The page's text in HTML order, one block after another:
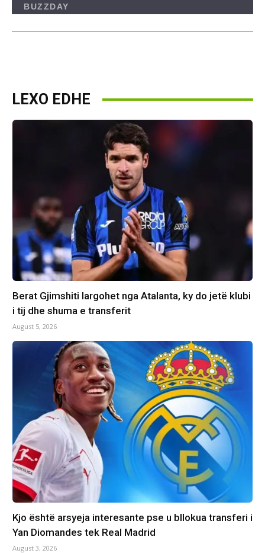
LEXO EDHE
Berat Gjimshiti largohet nga Atalanta, ky do jetë klubi
i tij dhe shuma e transferit
August 5, 2026
Kjo është arsyeja interesante pse u bllokua transferi i
Yan Diomandes tek Real Madrid
August 3, 2026